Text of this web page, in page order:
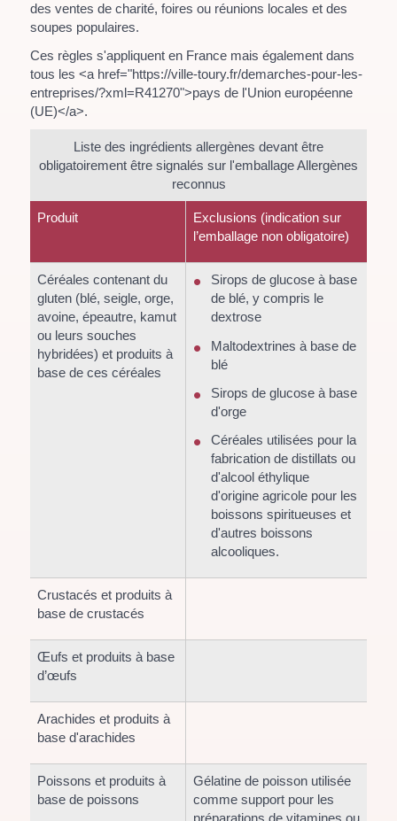
des ventes de charité, foires ou réunions locales et des
soupes populaires.
Ces règles s'appliquent en France mais également dans
tous les <a href="https://ville-toury.fr/demarches-pour-les-
entreprises/?xml=R41270">pays de l'Union européenne
(UE)</a>.
Liste des ingrédients allergènes devant être
obligatoirement être signalés sur l'emballage Allergènes
reconnus
Produit
Exclusions (indication sur
l’emballage non obligatoire)
Céréales contenant du
gluten (blé, seigle, orge,
avoine, épeautre, kamut
ou leurs souches
hybridées) et produits à
base de ces céréales
Sirops de glucose à base
de blé, y compris le
dextrose
Maltodextrines à base de
blé
Sirops de glucose à base
d'orge
Céréales utilisées pour la
fabrication de distillats ou
d'alcool éthylique
d'origine agricole pour les
boissons spiritueuses et
d'autres boissons
alcooliques.
Crustacés et produits à
base de crustacés
Œufs et produits à base
d’œufs
Arachides et produits à
base d'arachides
Poissons et produits à
base de poissons
Gélatine de poisson utilisée
comme support pour les